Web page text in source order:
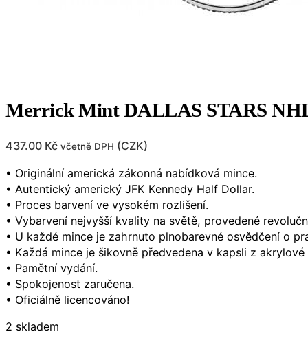
Merrick Mint DALLAS STARS
437.00 Kč včetně DPH (CZK)
• Originální americká zákonná nabídková mince.
• Autentický americký JFK Kennedy Half Dollar.
• Proces barvení ve vysokém rozlišení.
• Vybarvení nejvyšší kvality na světě, provedené
• U každé mince je zahrnuto plnobarevné osvědčení o
• Každá mince je šikovně předvedena v kapsli z akrylové
• Pamětní vydání.
• Spokojenost zaručena.
• Oficiálně licencováno!
2 skladem